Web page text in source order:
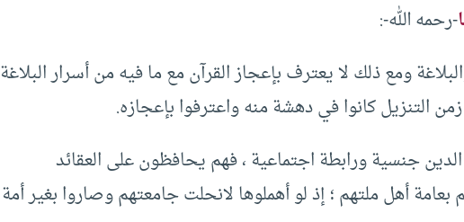
-رحمه الله-:
ومع ذلك لا يعترف بإعجاز القرآن مع ما فيه من أسرار البلاغة
التنزيل كانوا في دهشة منه واعترفوا بإعجازه.
جنسية ورابطة اجتماعية ، فهم يحافظون على العقائد
بعامة أهل ملتهم ؛ إذ لو أهملوها لانحلت جامعتهم وصاروا بغير أمة